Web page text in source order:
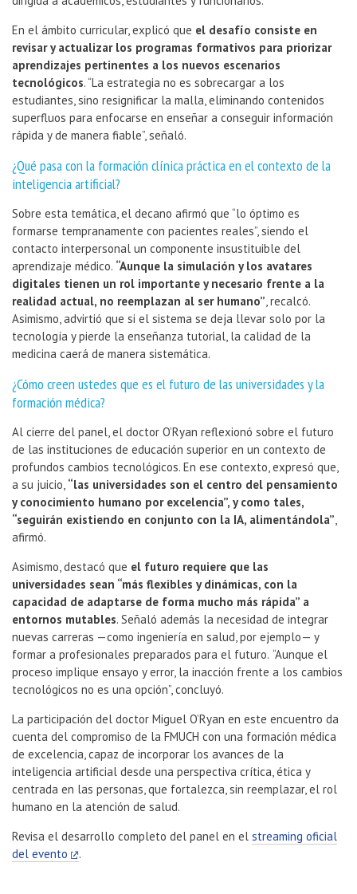
En el ámbito curricular, explicó que el desafío consiste en
revisar y actualizar los programas formativos para priorizar
aprendizajes pertinentes a los nuevos escenarios
tecnológicos. “La estrategia no es sobrecargar a los
estudiantes, sino resignificar la malla, eliminando contenidos
superfluos para enfocarse en enseñar a conseguir información
rápida y de manera fiable”, señaló.
¿Qué pasa con la formación clínica práctica en el contexto de la
inteligencia artificial?
Sobre esta temática, el decano afirmó que “lo óptimo es
formarse tempranamente con pacientes reales”, siendo el
contacto interpersonal un componente insustituible del
aprendizaje médico. “Aunque la simulación y los avatares
digitales tienen un rol importante y necesario frente a la
realidad actual, no reemplazan al ser humano”, recalcó.
Asimismo, advirtió que si el sistema se deja llevar solo por la
tecnología y pierde la enseñanza tutorial, la calidad de la
medicina caerá de manera sistemática.
¿Cómo creen ustedes que es el futuro de las universidades y la
formación médica?
Al cierre del panel, el doctor O’Ryan reflexionó sobre el futuro
de las instituciones de educación superior en un contexto de
profundos cambios tecnológicos. En ese contexto, expresó que,
a su juicio, “las universidades son el centro del pensamiento
y conocimiento humano por excelencia”, y como tales,
“seguirán existiendo en conjunto con la IA, alimentándola”,
afirmó.
Asimismo, destacó que el futuro requiere que las
universidades sean “más flexibles y dinámicas, con la
capacidad de adaptarse de forma mucho más rápida” a
entornos mutables. Señaló además la necesidad de integrar
nuevas carreras —como ingeniería en salud, por ejemplo— y
formar a profesionales preparados para el futuro. “Aunque el
proceso implique ensayo y error, la inacción frente a los cambios
tecnológicos no es una opción”, concluyó.
La participación del doctor Miguel O’Ryan en este encuentro da
cuenta del compromiso de la FMUCH con una formación médica
de excelencia, capaz de incorporar los avances de la
inteligencia artificial desde una perspectiva crítica, ética y
centrada en las personas, que fortalezca, sin reemplazar, el rol
humano en la atención de salud.
Revisa el desarrollo completo del panel en el streaming oficial
del evento
.